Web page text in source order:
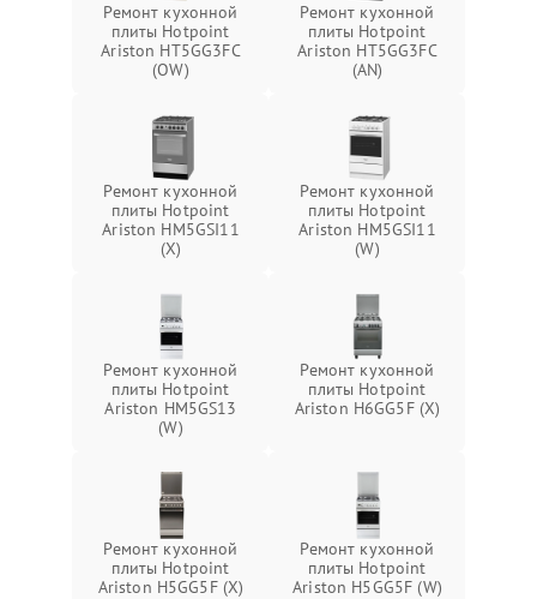
Ремонт кухонной
плиты Hotpoint
Ariston HT5GG3FC
(OW)
Ремонт кухонной
плиты Hotpoint
Ariston HT5GG3FC
(AN)
Ремонт кухонной
плиты Hotpoint
Ariston HM5GSI11
(X)
Ремонт кухонной
плиты Hotpoint
Ariston HM5GSI11
(W)
Ремонт кухонной
плиты Hotpoint
Ariston HM5GS13
(W)
Ремонт кухонной
плиты Hotpoint
Ariston H6GG5F (X)
Ремонт кухонной
плиты Hotpoint
Ariston H5GG5F (X)
Ремонт кухонной
плиты Hotpoint
Ariston H5GG5F (W)